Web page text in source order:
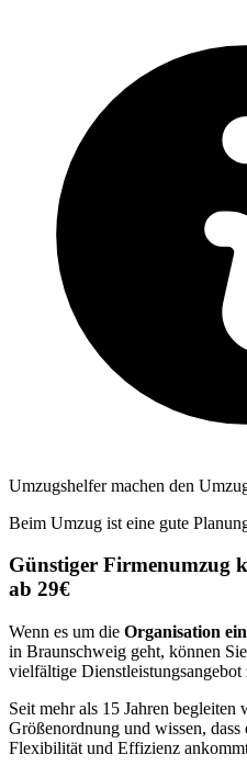
Umzugshelfer machen den
Beim Umzug ist eine gute
Günstiger Firmenumzug
ab 29€
Wenn es um die Organisation
in Braunschweig geht, können
vielfältige Dienstleistungsangebot
Seit mehr als 15 Jahren
Größenordnung und wissen,
Flexibilität und Effizienz